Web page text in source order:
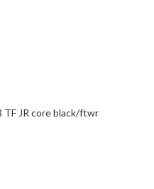
TF JR core black/ftwr